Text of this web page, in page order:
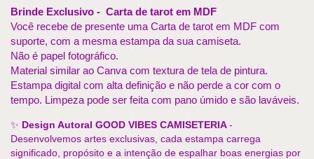
Brinde Exclusivo -  Carta de tarot em MDF
Você recebe de presente uma Carta de tarot em MDF com
suporte, com a mesma estampa da sua camiseta.
Não é papel fotográfico.
Material similar ao Canva com textura de tela de pintura.
Estampa digital com alta definição e não perde a cor com o
tempo. Limpeza pode ser feita com pano úmido e são laváveis.
✨ Design Autoral GOOD VIBES CAMISETERIA -
Desenvolvemos artes exclusivas, cada estampa carrega
significado, propósito e a intenção de espalhar boas energias por